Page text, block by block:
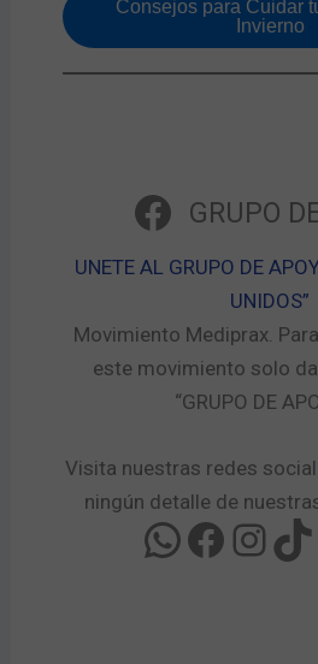
Consejos para Cuidar
Invierno
GRUPO
UNETE AL GRUPO DE
UNIDOS”​
Movimiento Mediprax.
este movimiento solo
“GRUPO DE
Visita nuestras redes
ningún detalle de